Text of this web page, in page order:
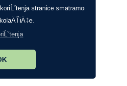
stranice smatramo